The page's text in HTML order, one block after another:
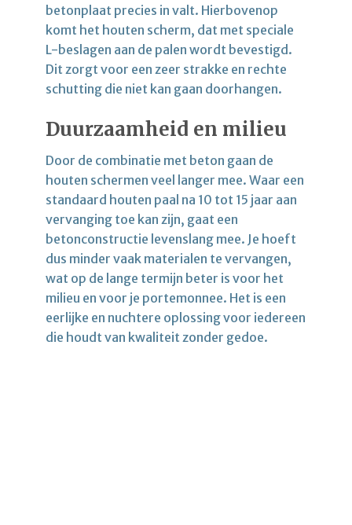
betonplaat precies in valt. Hierbovenop
komt het houten scherm, dat met speciale
L-beslagen aan de palen wordt bevestigd.
Dit zorgt voor een zeer strakke en rechte
schutting die niet kan gaan doorhangen.
Duurzaamheid en milieu
Door de combinatie met beton gaan de
houten schermen veel langer mee. Waar een
standaard houten paal na 10 tot 15 jaar aan
vervanging toe kan zijn, gaat een
betonconstructie levenslang mee. Je hoeft
dus minder vaak materialen te vervangen,
wat op de lange termijn beter is voor het
milieu en voor je portemonnee. Het is een
eerlijke en nuchtere oplossing voor iedereen
die houdt van kwaliteit zonder gedoe.